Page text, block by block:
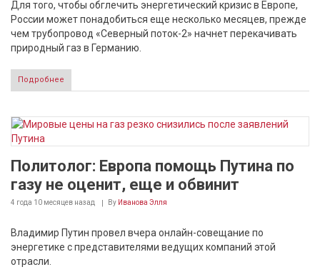
Для того, чтобы обглечить энергетический кризис в Европе,
России может понадобиться еще несколько месяцев, прежде
чем трубопровод «Северный поток-2» начнет перекачивать
природный газ в Германию.
Подробнее
Политолог: Европа помощь Путина по
газу не оценит, еще и обвинит
4 года 10 месяцев назад By Иванова Элля
Владимир Путин провел вчера онлайн-совещание по
энергетике с представителями ведущих компаний этой
отрасли.